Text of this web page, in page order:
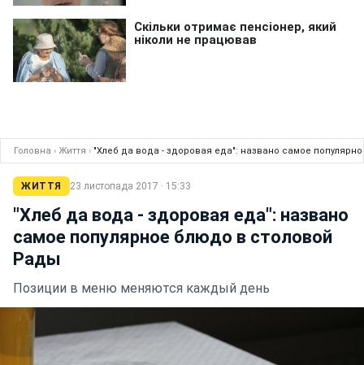
Головна › Життя › "Хлеб да вода - здоровая еда": названо самое
ЖИТТЯ 23 листопада 2017 · 15:33
"Хлеб да вода - здоровая еда": названо
самое популярное блюдо в столовой
Рады
Позиции в меню меняются каждый день